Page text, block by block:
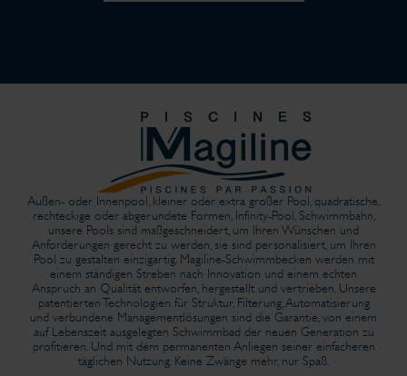
Außen- oder Innenpool, kleiner oder extra großer Pool, quadratische,
rechteckige oder abgerundete Formen, Infinity-Pool, Schwimmbahn,
unsere Pools sind maßgeschneidert, um Ihren Wünschen und
Anforderungen gerecht zu werden, sie sind personalisiert, um Ihren
Pool zu gestalten einzigartig. Magiline-Schwimmbecken werden mit
einem ständigen Streben nach Innovation und einem echten
Anspruch an Qualität entworfen, hergestellt und vertrieben. Unsere
patentierten Technologien für Struktur, Filterung, Automatisierung
und verbundene Managementlösungen sind die Garantie, von einem
auf Lebenszeit ausgelegten Schwimmbad der neuen Generation zu
profitieren. Und mit dem permanenten Anliegen seiner einfacheren
täglichen Nutzung. Keine Zwänge mehr, nur Spaß.